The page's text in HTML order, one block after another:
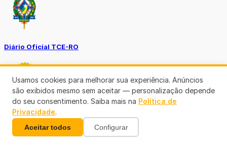
Diário Oficial TCE-RO
Diário Prefeitura de Porto Velho
Usamos cookies para melhorar sua experiência. Anúncios
são exibidos mesmo sem aceitar — personalização depende
do seu consentimento. Saiba mais na Política de
Privacidade.
Aceitar todos Configurar